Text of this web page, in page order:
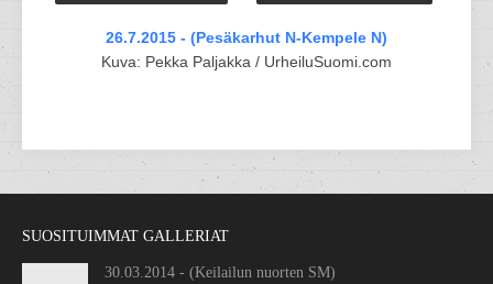
26.7.2015 - (Pesäkarhut N-Kempele N)
Kuva: Pekka Paljakka / UrheiluSuomi.com
SUOSITUIMMAT GALLERIAT
30.03.2014 - (Keilailun nuorten SM)